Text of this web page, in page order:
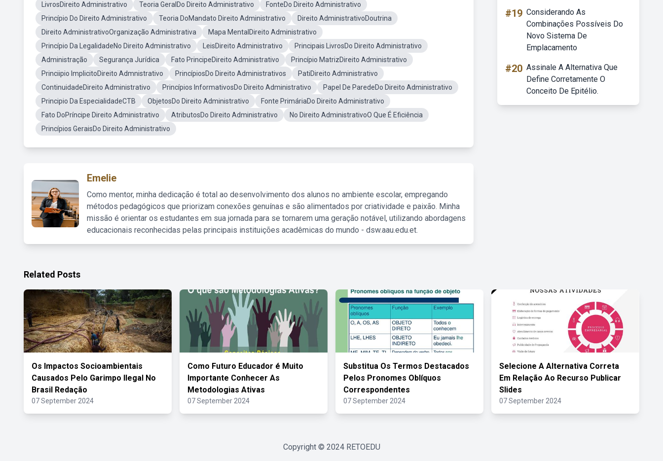
LivrosDireito Administrativo
Teoria GeralDo Direito Administrativo
FonteDo Direito Administrativo
Princípio Do Direito Administrativo
Teoria DoMandato Direito Administrativo
Direito AdministrativoDoutrina
Direito AdministrativoOrganização Administrativa
Mapa MentalDireito Administrativo
Princípio Da LegalidadeNo Direito Administrativo
LeisDireito Administrativo
Principais LivrosDo Direito Administrativo
Administração
Segurança Jurídica Fato PrincipeDireito Administrativo
Princípio MatrizDireito Administrativo
Princiipio ImplicitoDireito Admnistrativo
PrincípiosDo Direito Administrativos
PatiDireito Administrativo
ContinuidadeDireito Administrativo
Princípios InformativosDo Direito Administrativo
Papel De ParedeDo Direito Administrativo
Principio Da EspecialidadeCTB
ObjetosDo Direito Administrativo
Fonte PrimáriaDo Direito Administrativo
Fato DoPríncipe Direito Administrativo
AtributosDo Direito Administrativo
No Direito AdministrativoO Que É Eficiência
Princípios GeraisDo Direito Administrativo
Emelie
Como mentor, minha dedicação é total ao desenvolvimento dos alunos no ambiente escolar, empregando
métodos pedagógicos que priorizam conexões genuínas e são alimentados por criatividade e paixão. Minha
missão é orientar os estudantes em sua jornada para se tornarem uma geração notável, utilizando abordagens
educacionais reconhecidas pelas principais instituições acadêmicas do mundo - dsw.aau.edu.et.
#19 Considerando As
Combinações Possíveis Do
Novo Sistema De
Emplacamento
#20 Assinale A Alternativa Que
Define Corretamente O
Conceito De Epitélio.
Related Posts
Os Impactos Socioambientais
Causados Pelo Garimpo Ilegal No
Brasil Redação
07 September 2024
Como Futuro Educador é Muito
Importante Conhecer As
Metodologias Ativas
07 September 2024
Substitua Os Termos Destacados
Pelos Pronomes Oblíquos
Correspondentes
07 September 2024
Selecione A Alternativa Correta
Em Relação Ao Recurso Publicar
Slides
07 September 2024
Copyright © 2024 RETOEDU